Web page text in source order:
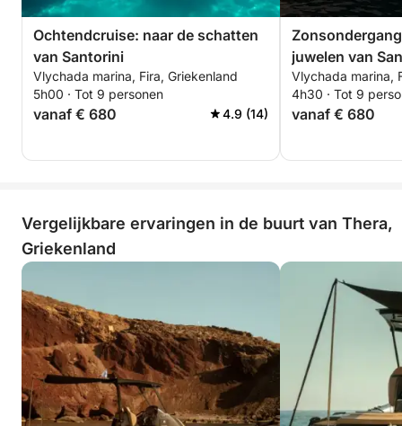
Ochtendcruise: naar de schatten
van Santorini
Vlychada marina, Fira, Griekenland
5h00 · Tot 9 personen
vanaf € 680 4.9 (14)
juwelen van
Vlychada marina,
4h30 · Tot 9
vanaf € 680
Vergelijkbare ervaringen in de buurt van Thera,
Griekenland